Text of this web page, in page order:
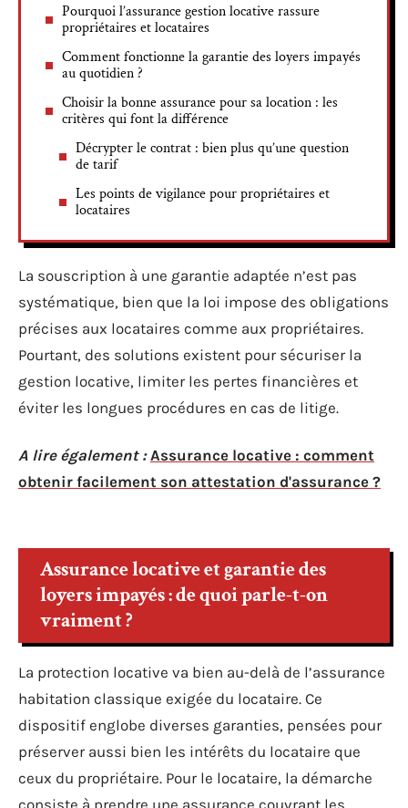
Pourquoi l’assurance gestion locative rassure
propriétaires et locataires
Comment fonctionne la garantie des loyers impayés
au quotidien ?
Choisir la bonne assurance pour sa location : les
critères qui font la différence
Décrypter le contrat : bien plus qu’une question
de tarif
Les points de vigilance pour propriétaires et
locataires
La souscription à une garantie adaptée n’est pas
systématique, bien que la loi impose des obligations
précises aux locataires comme aux propriétaires.
Pourtant, des solutions existent pour sécuriser la
gestion locative, limiter les pertes financières et
éviter les longues procédures en cas de litige.
A lire également : Assurance locative : comment
obtenir facilement son attestation d'assurance ?
Assurance locative et garantie des
loyers impayés : de quoi parle-t-on
vraiment ?
La protection locative va bien au-delà de l’assurance
habitation classique exigée du locataire. Ce
dispositif englobe diverses garanties, pensées pour
préserver aussi bien les intérêts du locataire que
ceux du propriétaire. Pour le locataire, la démarche
consiste à prendre une assurance couvrant les